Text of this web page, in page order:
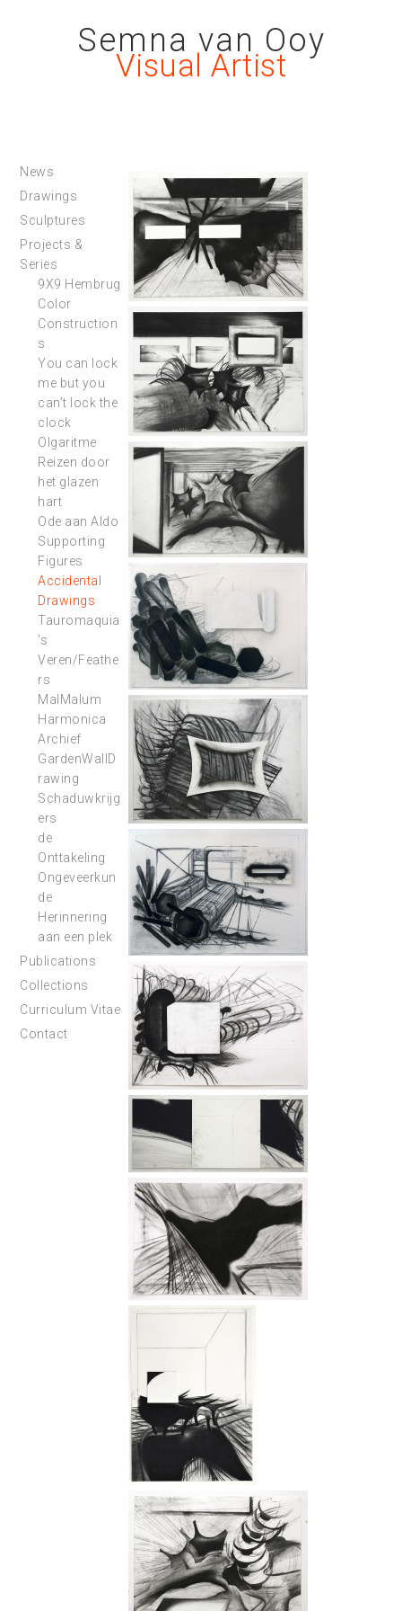
Semna van Ooy
Visual Artist
News
Drawings
Sculptures
Projects &
Series
9X9 Hembrug
Color
Construction
s
You can lock
me but you
can’t lock the
clock
Olgaritme
Reizen door
het glazen
hart
Ode aan Aldo
Supporting
Figures
Accidental
Drawings
Tauromaquia
’s
Veren/Feathe
rs
MalMalum
Harmonica
Archief
GardenWallD
rawing
Schaduwkrijg
ers
de
Onttakeling
Ongeveerkun
de
Herinnering
aan een plek
Publications
Collections
Curriculum Vitae
Contact